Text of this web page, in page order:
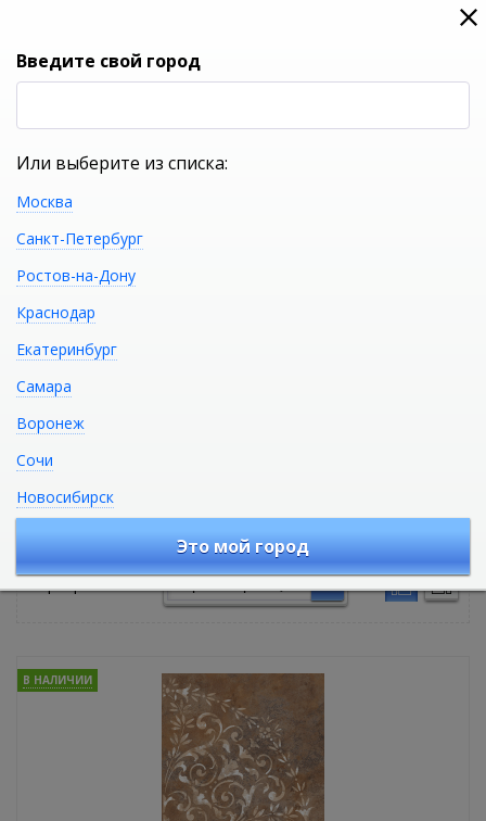
0
Керамогранит
Сортировать по:
В НАЛИЧИИ
Введите свой город
Или выберите из списка:
Москва
Санкт-Петербург
Ростов-на-Дону
Краснодар
Екатеринбург
Самара
Воронеж
Сочи
Новосибирск
Это мой город